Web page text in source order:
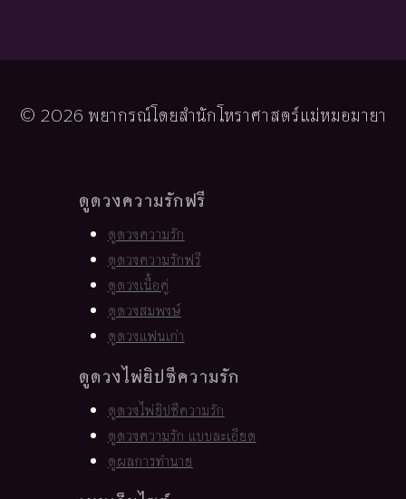
© 2026 พยากรณ์โดยสำนักโหราศาสตร์แม่หมอมายา
ดูดวงความรักฟรี
ดูดวงความรัก
ดูดวงความรักฟรี
ดูดวงเนื้อคู่
ดูดวงสมพงษ์
ดูดวงแฟนเก่า
ดูดวงไพ่ยิปซีความรัก
ดูดวงไพ่ยิปซีความรัก
ดูดวงความรัก แบบละเอียด
ดูผลการทำนาย